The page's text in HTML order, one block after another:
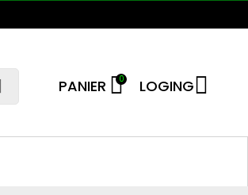
PANIER 0 LOGING